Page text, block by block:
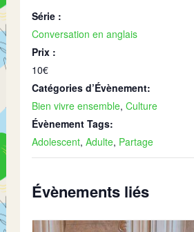
Série :
Conversation en anglais
Prix :
10€
Catégories d’Évènement:
Bien vivre ensemble,Culture
Évènement Tags:
Adolescent,Adulte, Partage
Évènements liés